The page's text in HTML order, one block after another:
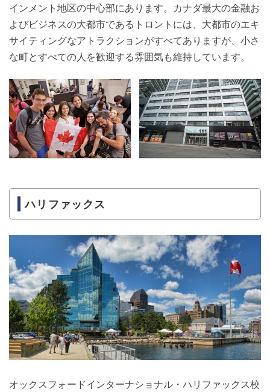
インメント地区の中心部にあります。カナダ最大の金融お
よびビジネスの大都市であるトロントには、大都市のエキ
サイティングなアトラクションがすべてありますが、小さ
な町とすべての人を歓迎する雰囲気も維持しています。
ハリファックス
オックスフォードインターナショナル・ハリファックス校